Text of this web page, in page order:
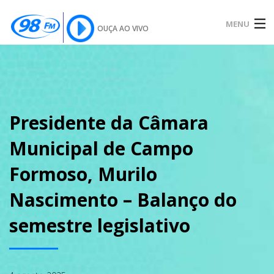
OUÇA AO VIVO MENU
SOBRE
PODCAST
Presidente da Câmara
Municipal de Campo
Formoso, Murilo
Nascimento – Balanço do
semestre legislativo